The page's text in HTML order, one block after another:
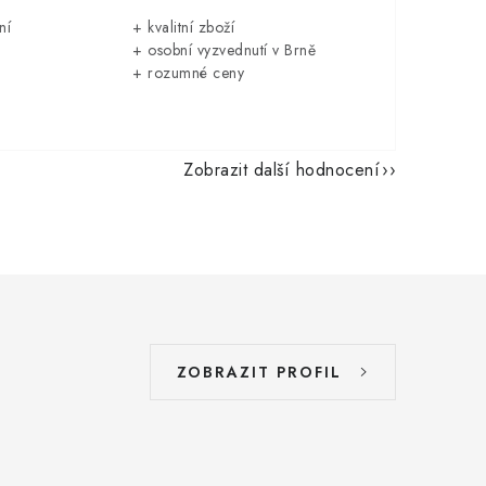
+ kvalitní zboží
+ osobní vyzvednutí v Brně
+ rozumné ceny
Zobrazit další hodnocení
ZOBRAZIT PROFIL